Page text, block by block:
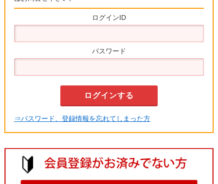
ログインID
パスワード
⇒パスワード、登録情報を忘れてしまった方